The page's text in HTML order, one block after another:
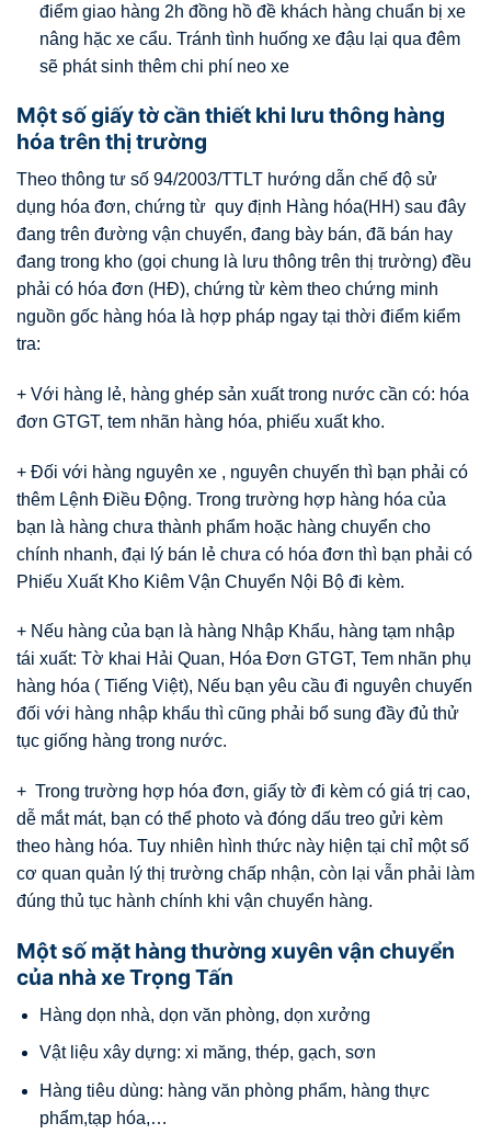
điểm giao hàng 2h đồng hồ đề khách hàng chuẩn bị xe
nâng hặc xe cẩu. Tránh tình huống xe đậu lại qua đêm
sẽ phát sinh thêm chi phí neo xe
Một số giấy tờ cần thiết khi lưu thông hàng
hóa trên thị trường
Theo thông tư số 94/2003/TTLT hướng dẫn chế độ sử
dụng hóa đơn, chứng từ quy định Hàng hóa(HH) sau đây
đang trên đường vận chuyển, đang bày bán, đã bán hay
đang trong kho (gọi chung là lưu thông trên thị trường) đều
phải có hóa đơn (HĐ), chứng từ kèm theo chứng minh
nguồn gốc hàng hóa là hợp pháp ngay tại thời điểm kiểm
tra:
+ Với hàng lẻ, hàng ghép sản xuất trong nước cần có: hóa
đơn GTGT, tem nhãn hàng hóa, phiếu xuất kho.
+ Đối với hàng nguyên xe , nguyên chuyến thì bạn phải có
thêm Lệnh Điều Động. Trong trường hợp hàng hóa của
bạn là hàng chưa thành phẩm hoặc hàng chuyển cho
chính nhanh, đại lý bán lẻ chưa có hóa đơn thì bạn phải có
Phiếu Xuất Kho Kiêm Vận Chuyển Nội Bộ đi kèm.
+ Nếu hàng của bạn là hàng Nhập Khẩu, hàng tạm nhập
tái xuất: Tờ khai Hải Quan, Hóa Đơn GTGT, Tem nhãn phụ
hàng hóa ( Tiếng Việt), Nếu bạn yêu cầu đi nguyên chuyến
đối với hàng nhập khẩu thì cũng phải bổ sung đầy đủ thử
tục giống hàng trong nước.
+ Trong trường hợp hóa đơn, giấy tờ đi kèm có giá trị cao,
dễ mắt mát, bạn có thể photo và đóng dấu treo gửi kèm
theo hàng hóa. Tuy nhiên hình thức này hiện tại chỉ một số
cơ quan quản lý thị trường chấp nhận, còn lại vẫn phải làm
đúng thủ tục hành chính khi vận chuyển hàng.
Một số mặt hàng thường xuyên vận chuyển
của nhà xe Trọng Tấn
Hàng dọn nhà, dọn văn phòng, dọn xưởng
Vật liệu xây dựng: xi măng, thép, gạch, sơn
Hàng tiêu dùng: hàng văn phòng phẩm, hàng thực
phẩm,tạp hóa,…